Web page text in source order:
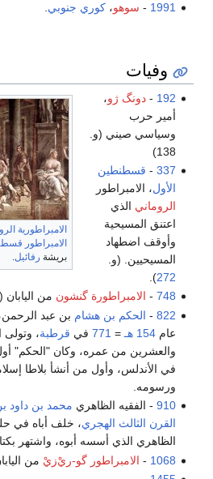
جنوبي.
الامبراطورية الرومانية أعاد توحيدها
الامبراطور قسطنطين الأكبر
تعميده
بريشة
رفائيل
گنشون من اليابان (و. 680)
بن عبد الرحمن، أشهر أمراءالأندلس ، ولد
قرطبة، وتولى الحكم وهو في السادسة
وكان "الحكم" أول من أظهر فخامة الملك
أنشأ بلاطا إسلاميا ملكيا، ورتب نظمه
محمد بن داود بن علي، أحد أئمة الفقه في
، خلف أباه في حلقته الفقهية، ونشر المذهب
واشتهر بكتابه "الزهرة".
گو-ريْ‌زيْمن اليابان (و. 1025)